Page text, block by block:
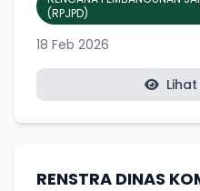
(RPJPD)
18 Feb 2026
RENSTRA DINAS